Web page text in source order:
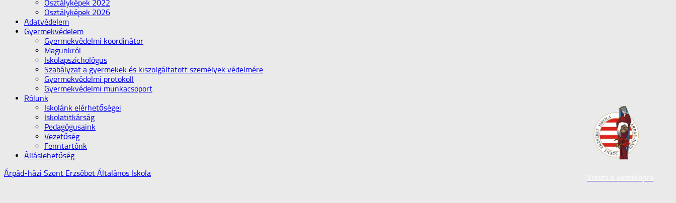
Osztályképek 2022
Osztályképek 2026
Adatvédelem
Gyermekvédelem
Gyermekvédelmi koordinátor
Magunkról
Iskolapszichológus
Szabályzat a gyermekek és kiszolgáltatott személyek védelmére
Gyermekvédelmi protokoll
Gyermekvédelmi munkacsoport
Rólunk
Iskolánk elérhetőségei
Iskolatitkárság
Pedagógusaink
Vezetőség
Fenntartónk
Álláslehetőség
Árpád-házi Szent Erzsébet Általános Iskola